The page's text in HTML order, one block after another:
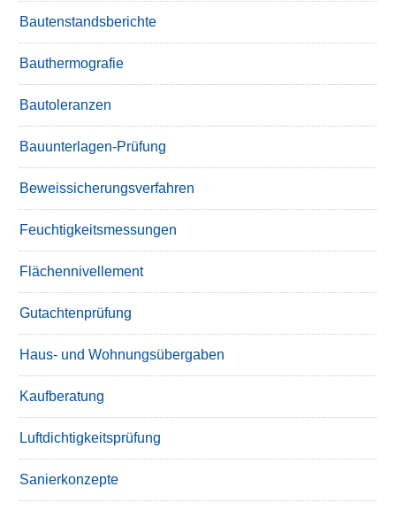
Bautenstandsberichte
Bauthermografie
Bautoleranzen
Bauunterlagen-Prüfung
Beweissicherungsverfahren
Feuchtigkeitsmessungen
Flächennivellement
Gutachtenprüfung
Haus- und Wohnungsübergaben
Kaufberatung
Luftdichtigkeitsprüfung
Sanierkonzepte